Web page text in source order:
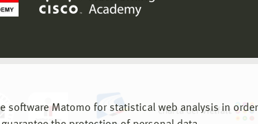
software Matomo for statistical web analysis in